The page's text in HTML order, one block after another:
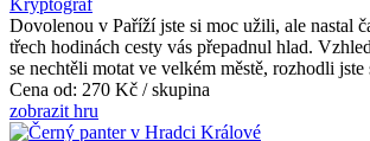
Dovolenou v Paříží jste si moc užili, ale nastal
třech hodinách cesty vás přepadnul hlad.
se nechtěli motat ve velkém městě, rozhodli jste
Cena od: 270 Kč / skupina
zobrazit hru